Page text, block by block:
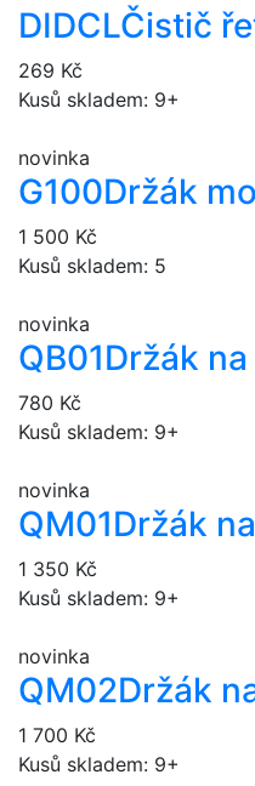
DIDCLČistič
269 Kč
Kusů skladem: 9+
novinka
G100Držák
1 500 Kč
Kusů skladem: 5
novinka
QB01Držák
780 Kč
Kusů skladem: 9+
novinka
QM01Držák
1 350 Kč
Kusů skladem: 9+
novinka
QM02Držák
1 700 Kč
Kusů skladem: 9+